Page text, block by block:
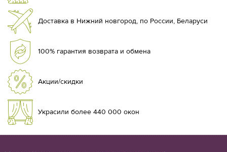
Доставка в Нижний новгород, по России, Беларуси
100% гарантия возврата и обмена
Акции/скидки
Украсили более 440 000 окон